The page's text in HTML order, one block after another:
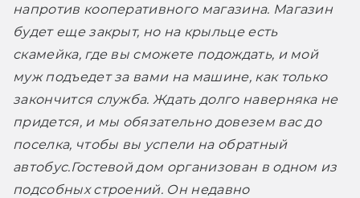
напротив кооперативного магазина. Магазин
будет еще закрыт, но на крыльце есть
скамейка, где вы сможете подождать, и мой
муж подъедет за вами на машине, как только
закончится служба. Ждать долго наверняка не
придется, и мы обязательно довезем вас до
поселка, чтобы вы успели на обратный
автобус.Гостевой дом организован в одном из
подсобных строений. Он недавно